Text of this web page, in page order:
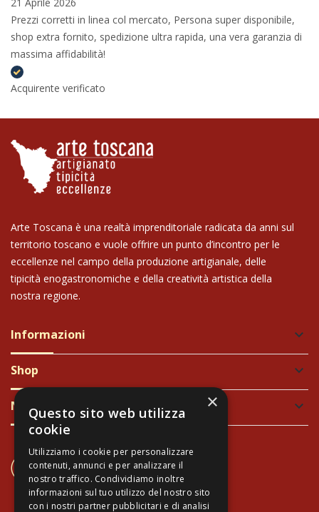
Prezzi corretti in linea col mercato, Persona super disponibile,
shop extra fornito, spedizione ultra rapida, una vera garanzia di
massima affidabilità!
Acquirente verificato
Arte Toscana è una realtà imprenditoriale radicata da anni sul
territorio toscano e vuole offrire un punto d’incontro per le
eccellenze nel campo della produzione artigianale, delle
tipicità enogastronomiche e della creatività artistica della
nostra regione.
Informazioni keyboard_arrow_down
Shop keyboard_arrow_down
Newsletter keyboard_arrow_down
CONTATTACI
+39 337 689965
×
Questo sito web utilizza
cookie
Utilizziamo i cookie per personalizzare
contenuti, annunci e per analizzare il
nostro traffico. Condividiamo inoltre
informazioni sul tuo utilizzo del nostro sito
con i nostri partner pubblicitari e di analisi